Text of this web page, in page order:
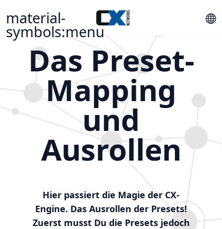
material-
symbols:menu
Das Preset-
Mapping
und
Ausrollen
Hier passiert die Magie der CX-
Engine. Das Ausrollen der Presets!
Zuerst musst Du die Presets jedoch